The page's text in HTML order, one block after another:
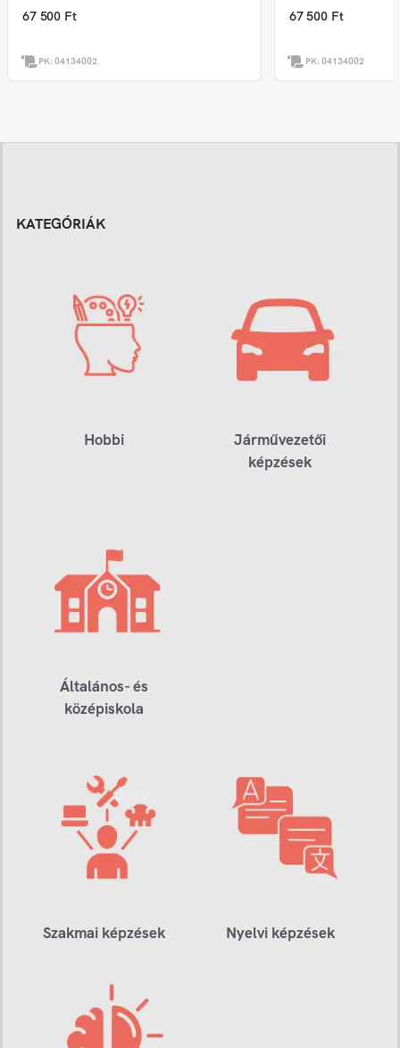
67 500 Ft
PK:04134002
67 500 Ft
PK:04134002
KATEGÓRIÁK
Hobbi
Járművezetői
képzések
Általános- és
középiskola
Szakmai képzések Nyelvi képzések